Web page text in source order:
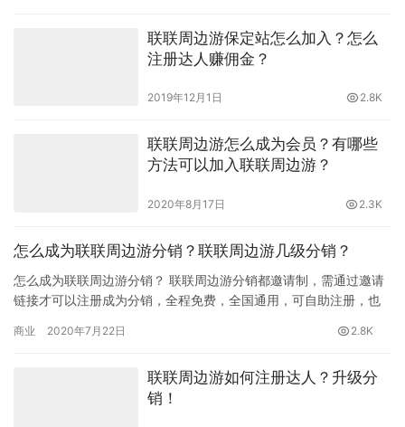
联联周边游保定站怎么加入？怎么
注册达人赚佣金？
2019年12月1日 2.8K
联联周边游怎么成为会员？有哪些
方法可以加入联联周边游？
2020年8月17日 2.3K
怎么成为联联周边游分销？联联周边游几级分销？
怎么成为联联周边游分销？ 联联周边游分销都邀请制，需通过邀请
链接才可以注册成为分销，全程免费，全国通用，可自助注册，也
择…
商业 2020年7月22日 2.8K
联联周边游如何注册达人？升级分
销！